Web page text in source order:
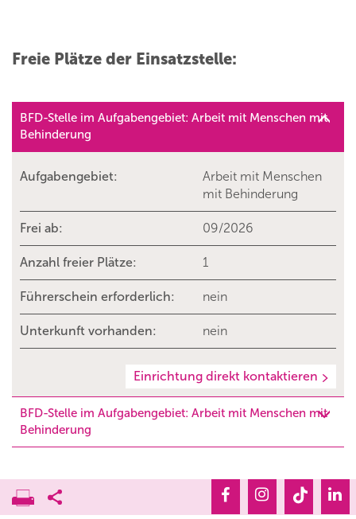
Freie Plätze der Einsatzstelle:
BFD-Stelle im Aufgabengebiet: Arbeit mit Menschen mit
Behinderung
Aufgabengebiet:
Arbeit mit Menschen
mit Behinderung
Frei ab: 09/2026
Anzahl freier Plätze: 1
Führerschein erforderlich: nein
Unterkunft vorhanden: nein
Einrichtung direkt kontaktieren
BFD-Stelle im Aufgabengebiet: Arbeit mit Menschen mit
Behinderung